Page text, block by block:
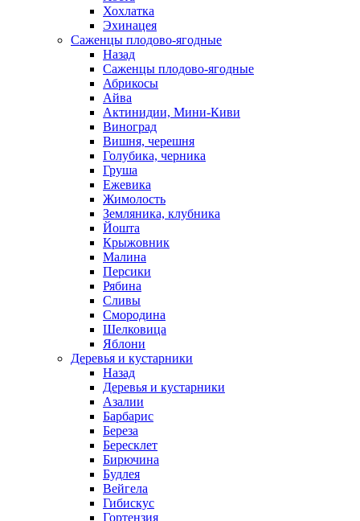
Хохлатка
Эхинацея
Саженцы плодово-ягодные
Назад
Саженцы плодово-ягодные
Абрикосы
Айва
Актинидии, Мини-Киви
Виноград
Вишня, черешня
Голубика, черника
Груша
Ежевика
Жимолость
Земляника, клубника
Йошта
Крыжовник
Малина
Персики
Рябина
Сливы
Смородина
Шелковица
Яблони
Деревья и кустарники
Назад
Деревья и кустарники
Азалии
Барбарис
Береза
Бересклет
Бирючина
Будлея
Вейгела
Гибискус
Гортензия